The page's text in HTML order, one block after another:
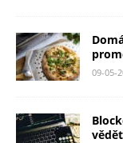
09-05-